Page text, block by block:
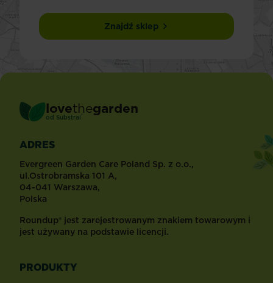
Znajdź sklep
lovethegarden
od Substral ®
ADRES
Evergreen Garden Care Poland Sp. z o.o.,
ul.Ostrobramska 101 A,
04-041 Warszawa,
Polska
Roundup® jest zarejestrowanym znakiem towarowym i
jest używany na podstawie licencji.
PRODUKTY